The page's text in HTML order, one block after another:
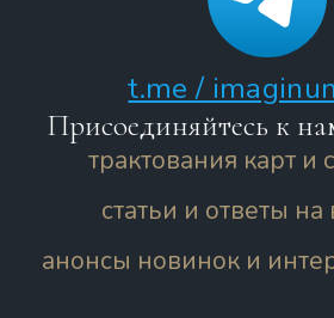
t.me /
Присоединяйтесь к
трактования карт и
статьи и ответы
анонсы новинок и